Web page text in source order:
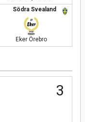
Södra Svealand
Eker Örebro
3